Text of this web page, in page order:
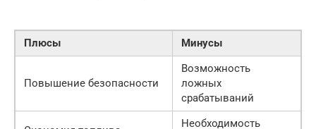
Плюсы Минусы
Повышение безопасности
Возможность
ложных
срабатываний
Необходимость